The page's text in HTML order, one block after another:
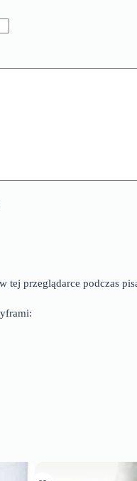
tej przeglądarce podczas